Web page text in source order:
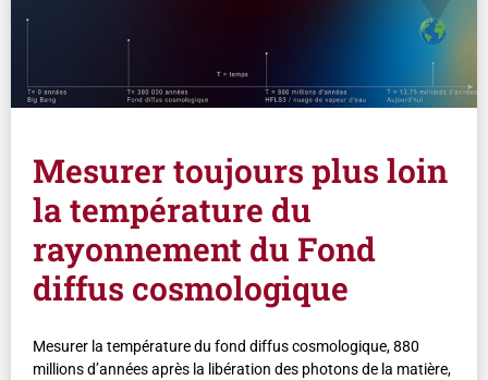
Mesurer toujours plus loin
la température du
rayonnement du Fond
diffus cosmologique
Mesurer la température du fond diffus cosmologique, 880
millions d’années après la libération des photons de la matière,